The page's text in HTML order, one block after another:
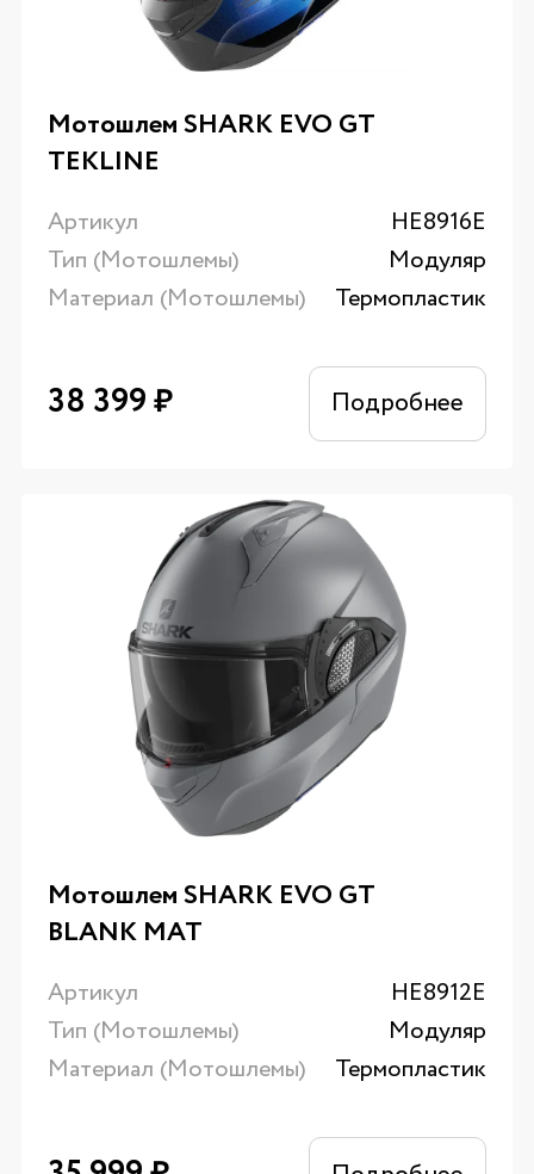
Мотошлем SHARK EVO GT
TEKLINE
Артикул
HE8916E
Тип (Мотошлемы)
Модуляр
Материал (Мотошлемы)
Термопластик
38 399₽ Подробнее
Мотошлем SHARK EVO GT
BLANK MAT
Артикул
HE8912E
Тип (Мотошлемы)
Модуляр
Материал (Мотошлемы)
Термопластик